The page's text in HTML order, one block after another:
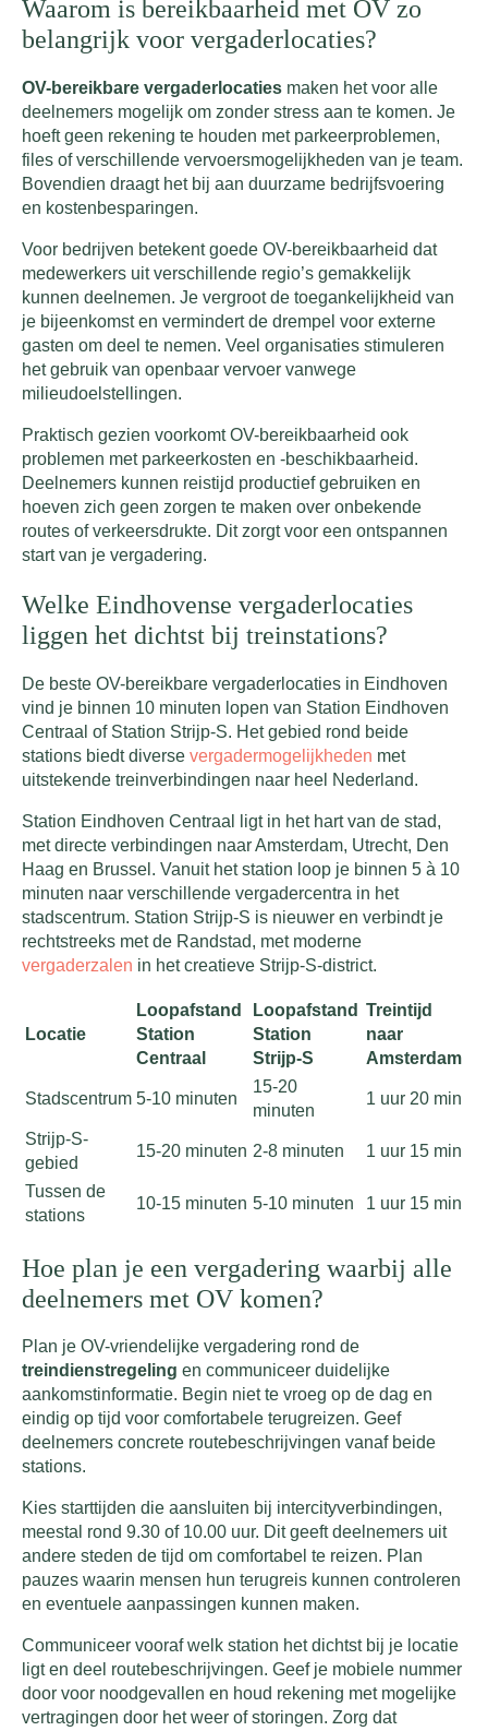
Waarom is bereikbaarheid met OV zo
belangrijk voor vergaderlocaties?
OV-bereikbare vergaderlocaties maken het voor alle
deelnemers mogelijk om zonder stress aan te komen. Je
hoeft geen rekening te houden met parkeerproblemen,
files of verschillende vervoersmogelijkheden van je team.
Bovendien draagt het bij aan duurzame bedrijfsvoering
en kostenbesparingen.
Voor bedrijven betekent goede OV-bereikbaarheid dat
medewerkers uit verschillende regio’s gemakkelijk
kunnen deelnemen. Je vergroot de toegankelijkheid van
je bijeenkomst en vermindert de drempel voor externe
gasten om deel te nemen. Veel organisaties stimuleren
het gebruik van openbaar vervoer vanwege
milieudoelstellingen.
Praktisch gezien voorkomt OV-bereikbaarheid ook
problemen met parkeerkosten en -beschikbaarheid.
Deelnemers kunnen reistijd productief gebruiken en
hoeven zich geen zorgen te maken over onbekende
routes of verkeersdrukte. Dit zorgt voor een ontspannen
start van je vergadering.
Welke Eindhovense vergaderlocaties
liggen het dichtst bij treinstations?
De beste OV-bereikbare vergaderlocaties in Eindhoven
vind je binnen 10 minuten lopen van Station Eindhoven
Centraal of Station Strijp-S. Het gebied rond beide
stations biedt diverse vergadermogelijkheden met
uitstekende treinverbindingen naar heel Nederland.
Station Eindhoven Centraal ligt in het hart van de stad,
met directe verbindingen naar Amsterdam, Utrecht, Den
Haag en Brussel. Vanuit het station loop je binnen 5 à 10
minuten naar verschillende vergadercentra in het
stadscentrum. Station Strijp-S is nieuwer en verbindt je
rechtstreeks met de Randstad, met moderne
vergaderzalen in het creatieve Strijp-S-district.
Locatie
Loopafstand
Station
Centraal
Loopafstand
Station
Strijp-S
Treintijd
naar
Amsterdam
Stadscentrum 5-10 minuten
15-20
minuten
1 uur 20 min
Strijp-S-
gebied
15-20 minuten 2-8 minuten 1 uur 15 min
Tussen de
stations
10-15 minuten 5-10 minuten 1 uur 15 min
Hoe plan je een vergadering waarbij alle
deelnemers met OV komen?
Plan je OV-vriendelijke vergadering rond de
treindienstregeling en communiceer duidelijke
aankomstinformatie. Begin niet te vroeg op de dag en
eindig op tijd voor comfortabele terugreizen. Geef
deelnemers concrete routebeschrijvingen vanaf beide
stations.
Kies starttijden die aansluiten bij intercityverbindingen,
meestal rond 9.30 of 10.00 uur. Dit geeft deelnemers uit
andere steden de tijd om comfortabel te reizen. Plan
pauzes waarin mensen hun terugreis kunnen controleren
en eventuele aanpassingen kunnen maken.
Communiceer vooraf welk station het dichtst bij je locatie
ligt en deel routebeschrijvingen. Geef je mobiele nummer
door voor noodgevallen en houd rekening met mogelijke
vertragingen door het weer of storingen. Zorg dat